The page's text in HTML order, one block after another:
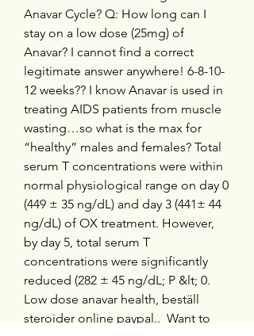
Anavar Cycle? Q: How long can I
stay on a low dose (25mg) of
Anavar? I cannot find a correct
legitimate answer anywhere! 6-8-10-
12 weeks?? I know Anavar is used in
treating AIDS patients from muscle
wasting…so what is the max for
“healthy” males and females? Total
serum T concentrations were within
normal physiological range on day 0
(449 ± 35 ng/dL) and day 3 (441± 44
ng/dL) of OX treatment. However,
by day 5, total serum T
concentrations were significantly
reduced (282 ± 45 ng/dL; P &lt; 0.
Low dose anavar health, beställ
steroider online paypal..  Want to